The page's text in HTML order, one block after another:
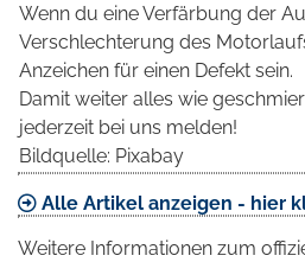
Wenn du eine Verfärbung der
Verschlechterung des
Anzeichen für einen Defekt sein.
Damit weiter alles wie
jederzeit bei uns melden!
Bildquelle: Pixabay
Alle Artikel anzeigen - hier
Weitere Informationen zum